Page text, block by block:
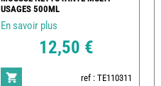
USAGES 500ML
En savoir plus
12,50 €
ref : TE110311